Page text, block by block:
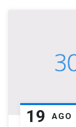
19 AGO